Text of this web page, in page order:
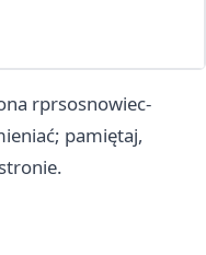
rprsosnowiec-
pamiętaj,